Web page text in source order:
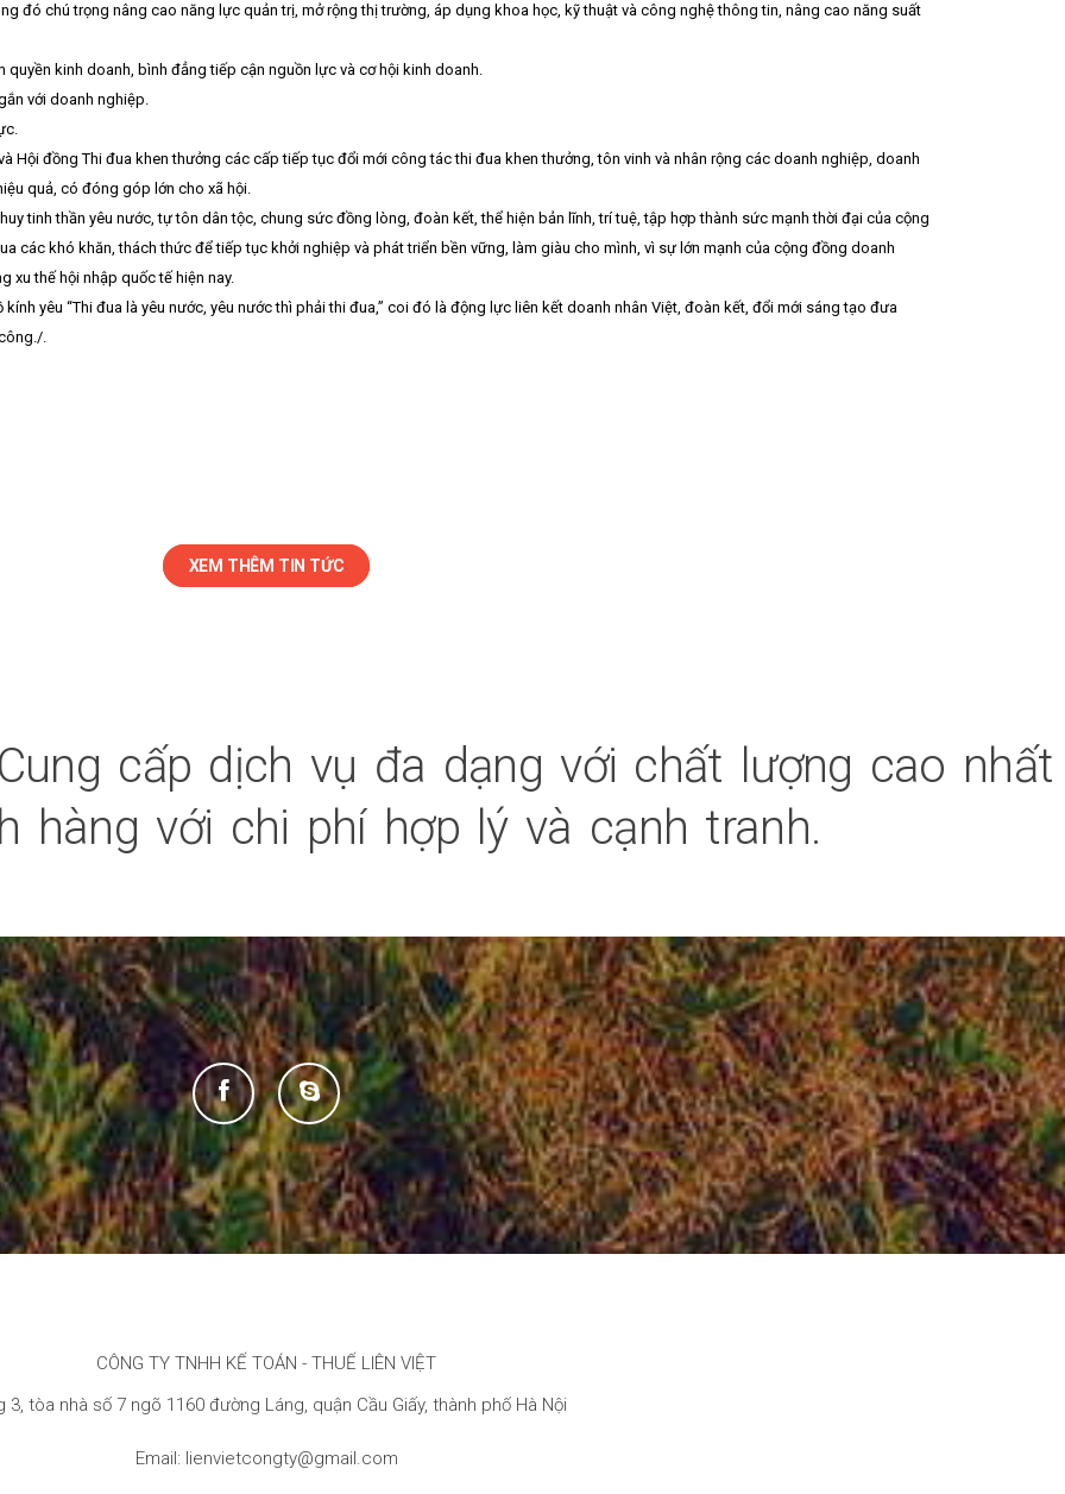
đó chú trọng nâng cao năng lực quản trị, mở rộng thị trường, áp dụng khoa học, kỹ thuật và công nghệ thông tin, nâng cao năng suất
kinh doanh, bình đẳng tiếp cận nguồn lực và cơ hội kinh doanh.
với doanh nghiệp.
Hội đồng Thi đua khen thưởng các cấp tiếp tục đổi mới công tác thi đua khen thưởng, tôn vinh và nhân rộng các doanh nghiệp, doanh
quả, có đóng góp lớn cho xã hội.
tinh thần yêu nước, tự tôn dân tộc, chung sức đồng lòng, đoàn kết, thể hiện bản lĩnh, trí tuệ, tập hợp thành sức mạnh thời đại của cộng
các khó khăn, thách thức để tiếp tục khởi nghiệp và phát triển bền vững, làm giàu cho mình, vì sự lớn mạnh của cộng đồng doanh
xu thế hội nhập quốc tế hiện nay.
yêu “Thi đua là yêu nước, yêu nước thì phải thi đua,” coi đó là động lực liên kết doanh nhân Việt, đoàn kết, đổi mới sáng tạo đưa
.
XEM THÊM TIN TỨC
cấp dịch vụ đa dạng với chất lượng cao nhất
hàng với chi phí hợp lý và cạnh tranh.
CÔNG TY TNHH KẾ TOÁN - THUẾ LIÊN VIỆT
3, tòa nhà số 7 ngõ 1160 đường Láng, quận Cầu Giấy, thành phố Hà Nội
Email: lienvietcongty@gmail.com